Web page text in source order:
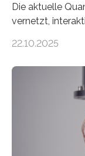
Die aktuelle
vernetzt,
oft von
werden schnell
der Forschung
Jahre alt
Internationalen
technologie
22.10.2025